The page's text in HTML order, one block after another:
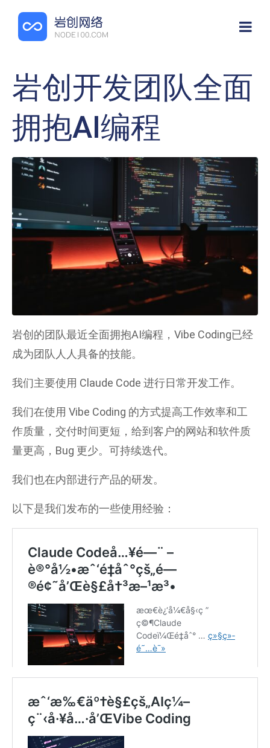
岩创开发团队全面
拥抱AI编程
岩创的团队最近全面拥抱AI编程，Vibe Coding已经
成为团队人人具备的技能。
我们主要使用 Claude Code 进行日常开发工作。
我们在使用 Vibe Coding 的方式提高工作效率和工
作质量，交付时间更短，给到客户的网站和软件质
量更高，Bug 更少。可持续迭代。
我们也在内部进行产品的研发。
以下是我们发布的一些使用经验：